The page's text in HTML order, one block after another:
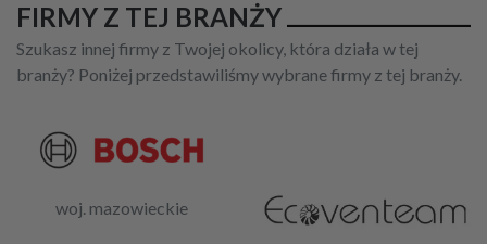
FIRMY Z TEJ BRANŻY
Szukasz innej firmy z Twojej okolicy, która działa w tej
branży? Poniżej przedstawiliśmy wybrane firmy z tej branży.
woj. mazowieckie